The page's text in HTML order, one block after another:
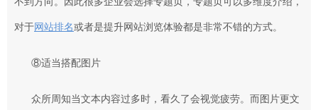
对于网站排名或者是提升网站浏览体验都是非常不错的方式。
⑧适当搭配图片
众所周知当文本内容过多时，看久了会视觉疲劳。而图片更文